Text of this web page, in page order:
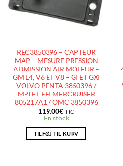
REC3850396 – CAPTEUR
MAP – MESURE PRESSION
ADMISSION AIR MOTEUR –
GM L4, V6 ET V8 – GI ET GXI
VOLVO PENTA 3850396 /
MPI ET EFI MERCRUISER
805217A1 / OMC 3850396
119.00€ TTC
En stock
TILFØJ TIL KURV